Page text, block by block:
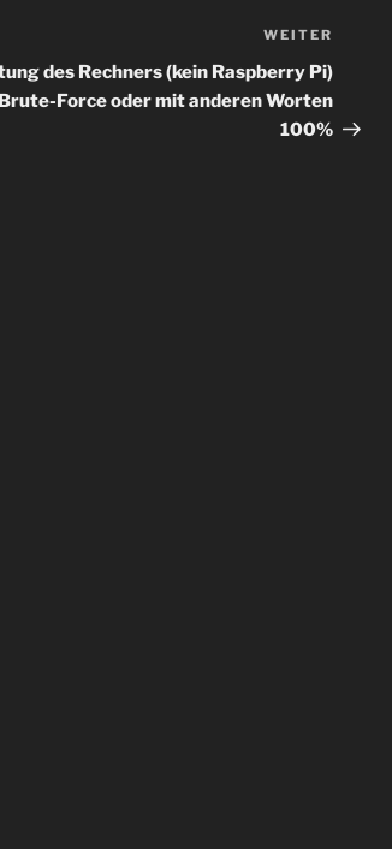
Beitrag
WEITER
des Rechners (kein Raspberry Pi)
Force oder mit anderen Worten
100%